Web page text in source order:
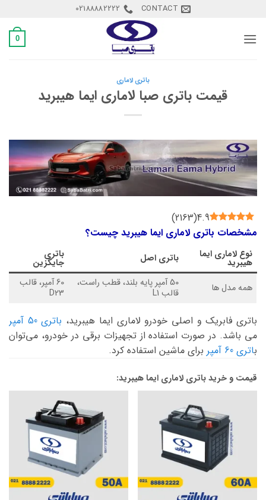
content
CONTACT
02188882222
0
باتری لاماری
قیمت باتری صبا لاماری ایما هیبرید
4.9
(
2163
)
مشخصات باتری لاماری ایما هیبرید چیست؟
نوع لاماری ایما
هیبرید باتری اصل باتری
جایگزین
همه مدل ها
50 آمپر پایه بلند، قطب راست،
قالب L1
60 آمپر، قالب
D23
باتری فابریک و اصلی خودرو لاماری ایما هیبرید، باتری 50 آمپر
می باشد. در صورت استفاده از تجهیزات برقی در خودرو، می‌توان
باتری 60 آمپر برای ماشین استفاده کرد.
قیمت و خرید باتری لاماری ایما هیبرید: